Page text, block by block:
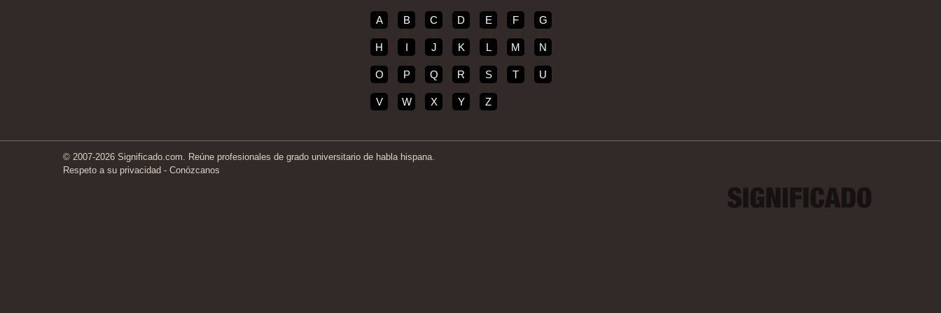
A B C D E F G
H I J K L M N
O P Q R S T U
V W X Y Z
© 2007-2026 Significado.com. Reúne profesionales de grado universitario de habla hispana.
Respeto a su privacidad - Conózcanos